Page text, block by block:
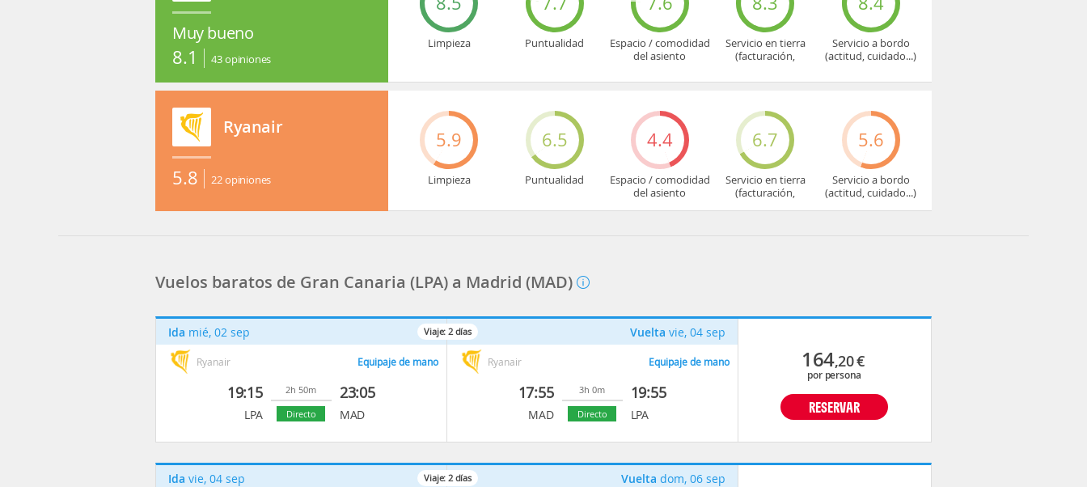
Muy bueno
8.1 43opiniones
Limpieza Puntualidad
Espacio / comodidad
del asiento
Servicio en tierra
(facturación,
Servicio a bordo
(actitud, cuidado...)
Ryanair
5.8 22opiniones
5.9
Limpieza
6.5
Puntualidad
4.4
Espacio / comodidad
del asiento
6.7
Servicio en tierra
(facturación,
5.6
Servicio a bordo
(actitud, cuidado...)
Vuelos baratos de Gran Canaria (LPA) a Madrid (MAD)
Viaje: 2días
Ida mié, 02 sep
Ryanair Equipaje de mano
19:15
LPA
2h 50m
Directo
23:05
MAD
Vuelta vie, 04 sep
Ryanair Equipaje de mano
17:55
MAD
3h 0m
Directo
19:55
LPA
164,20€
por persona
RESERVAR
Viaje: 2días
Ida vie, 04 sep Vuelta dom, 06 sep